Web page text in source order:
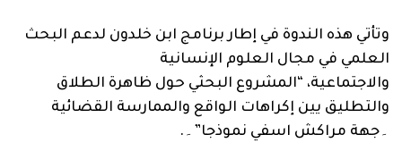
وتأتي هذه الندوة في إطار برنامج ابن خلدون لدعم البحث
العلمي في مجال العلوم الإنسانية
والاجتماعية، “المشروع البحثي حول ظاهرة الطلاق
والتطليق يين إكراهات الواقع والممارسة القضائية
۔جهة مراكش اسفي نموذجا”۔.